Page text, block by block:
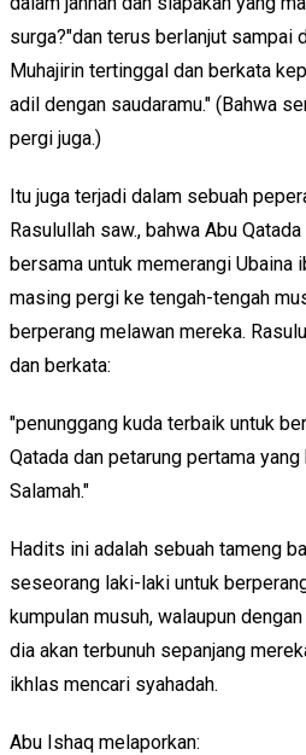
surga?"dan terus berlanjut sampai
Muhajirin tertinggal dan berkata
adil dengan saudaramu." (Bahwa
pergi juga.)
Itu juga terjadi dalam sebuah
Rasulullah saw., bahwa Abu
bersama untuk memerangi Ubaina
masing pergi ke tengah-tengah
berperang melawan mereka.
dan berkata:
"penunggang kuda terbaik untuk
Qatada dan petarung pertama
Salamah."
Hadits ini adalah sebuah tameng
seseorang laki-laki untuk
kumpulan musuh, walaupun
dia akan terbunuh sepanjang
ikhlas mencari syahadah.
Abu Ishaq melaporkan: